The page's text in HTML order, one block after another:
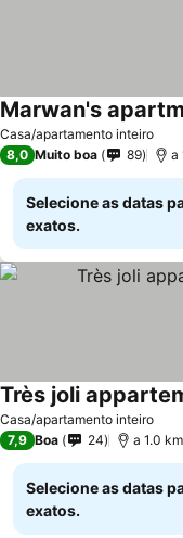
Casa/apartamento inteiro
Marwan's
8,0 Muito boa 89 a
Selecione as datas
exatos.
Casa/apartamento inteiro
Très joli
7,9 Boa 24 a 1.0
Selecione as datas
exatos.